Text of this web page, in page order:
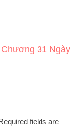
Chương 31 Ngày
fields are